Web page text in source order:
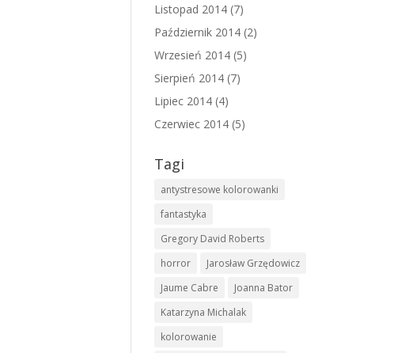
Listopad 2014 (7)
Październik 2014 (2)
Wrzesień 2014 (5)
Sierpień 2014 (7)
Lipiec 2014 (4)
Czerwiec 2014 (5)
Tagi
antystresowe kolorowanki
fantastyka
Gregory David Roberts
horror
Jarosław Grzędowicz
Jaume Cabre
Joanna Bator
Katarzyna Michalak
kolorowanie